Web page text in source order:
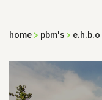
home > pbm's > e.h.b.o